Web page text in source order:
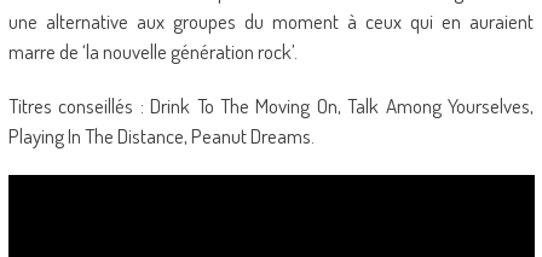
une alternative aux groupes du moment à ceux qui en auraient
marre de ‘la nouvelle génération rock’.
Titres conseillés : Drink To The Moving On, Talk Among Yourselves,
Playing In The Distance, Peanut Dreams.